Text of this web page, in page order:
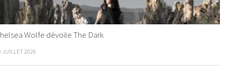
Wolfe dévoile The Dark
JUILLET 2026